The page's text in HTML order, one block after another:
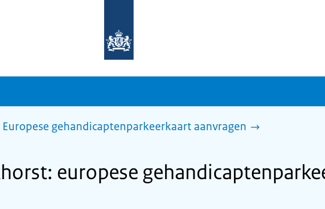
homepage
sdg.rijksoverheid.nl
Europese gehandicaptenparkeerkaart aanvragen
europese